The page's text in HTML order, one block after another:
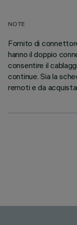
NOTE
Fornito di
hanno il doppio
consentire il
continue. Sia la
remoti e da